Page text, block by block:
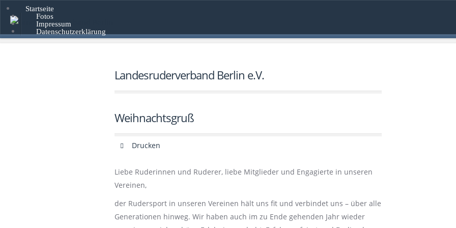
Startseite
Fotos
Impressum
Datenschutzerklärung
Landesruderverband Berlin e.V.
Weihnachtsgruß
Drucken
Liebe Ruderinnen und Ruderer, liebe Mitglieder und Engagierte in unseren
Vereinen,
der Rudersport in unseren Vereinen hält uns fit und verbindet uns – über alle
Generationen hinweg. Wir haben auch im zu Ende gehenden Jahr wieder